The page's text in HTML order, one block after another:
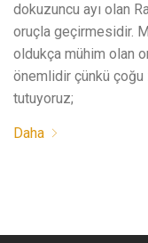
dokuzuncu ayı olan
oruçla geçirmesidir.
oldukça mühim olan
önemlidir çünkü
tutuyoruz;
Daha